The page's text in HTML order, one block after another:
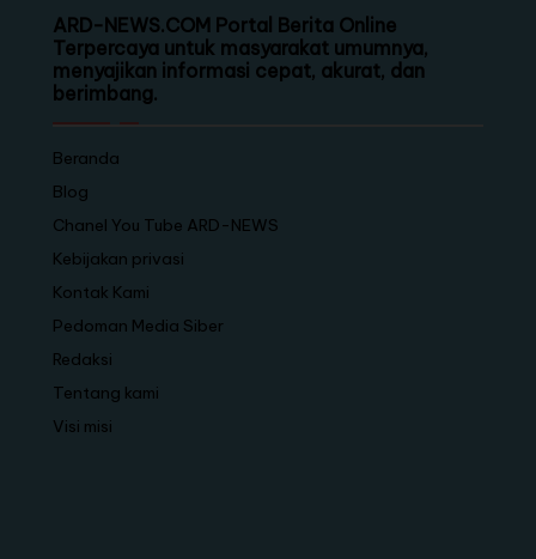
ARD-NEWS.COM Portal Berita Online
Terpercaya untuk masyarakat umumnya,
menyajikan informasi cepat, akurat, dan
berimbang.
Beranda
Blog
Chanel You Tube ARD-NEWS
Kebijakan privasi
Kontak Kami
Pedoman Media Siber
Redaksi
Tentang kami
Visi misi